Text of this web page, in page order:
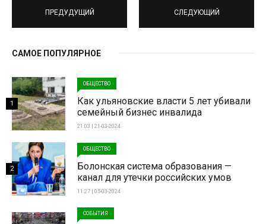
ПРЕДУДУЩИЙ СЛЕДУЮЩИЙ
САМОЕ ПОПУЛЯРНОЕ
ОБЩЕСТВО
Как ульяновские власти 5 лет убивали
семейный бизнес инвалида
21:03 | 21-03-2024
1
ОБЩЕСТВО
Болонская система образования —
канал для утечки российских умов
11:27 | 05-03-2024
2
СОБЫТИЯ